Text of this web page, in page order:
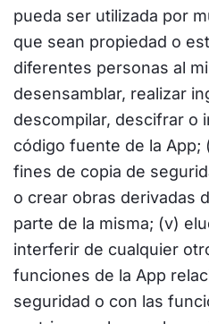
pueda ser utilizada por
que sean propiedad o
diferentes personas al
desensamblar, realizar
descompilar, descifrar o
código fuente de la App;
fines de copia de
o crear obras derivadas
parte de la misma; (v)
interferir de cualquier
funciones de la App
seguridad o con las